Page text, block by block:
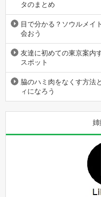
タのまとめ
目で分かる？ソウルメイ
会おう
友達に初めての東京案内
スポット
脇のハミ肉をなくす方法
ィになろう
姉